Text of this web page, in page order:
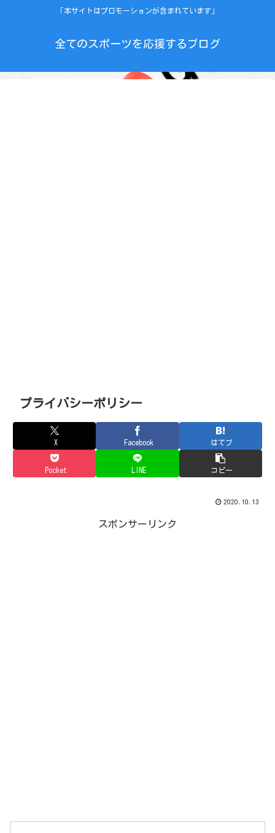
「本サイトはプロモーションが含まれています」
全てのスポーツを応援するブログ
プライバシーポリシー
X Facebook はてブ
Pocket LINE コピー
2020.10.13
スポンサーリンク